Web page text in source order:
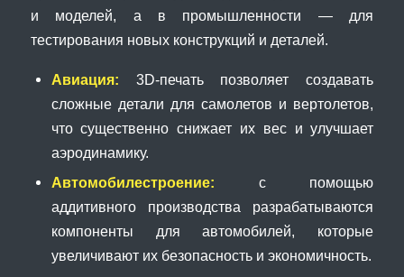
и моделей, а в промышленности — для
тестирования новых конструкций и деталей.
Авиация: 3D-печать позволяет создавать
сложные детали для самолетов и вертолетов,
что существенно снижает их вес и улучшает
аэродинамику.
Автомобилестроение: с помощью
аддитивного производства разрабатываются
компоненты для автомобилей, которые
увеличивают их безопасность и экономичность.